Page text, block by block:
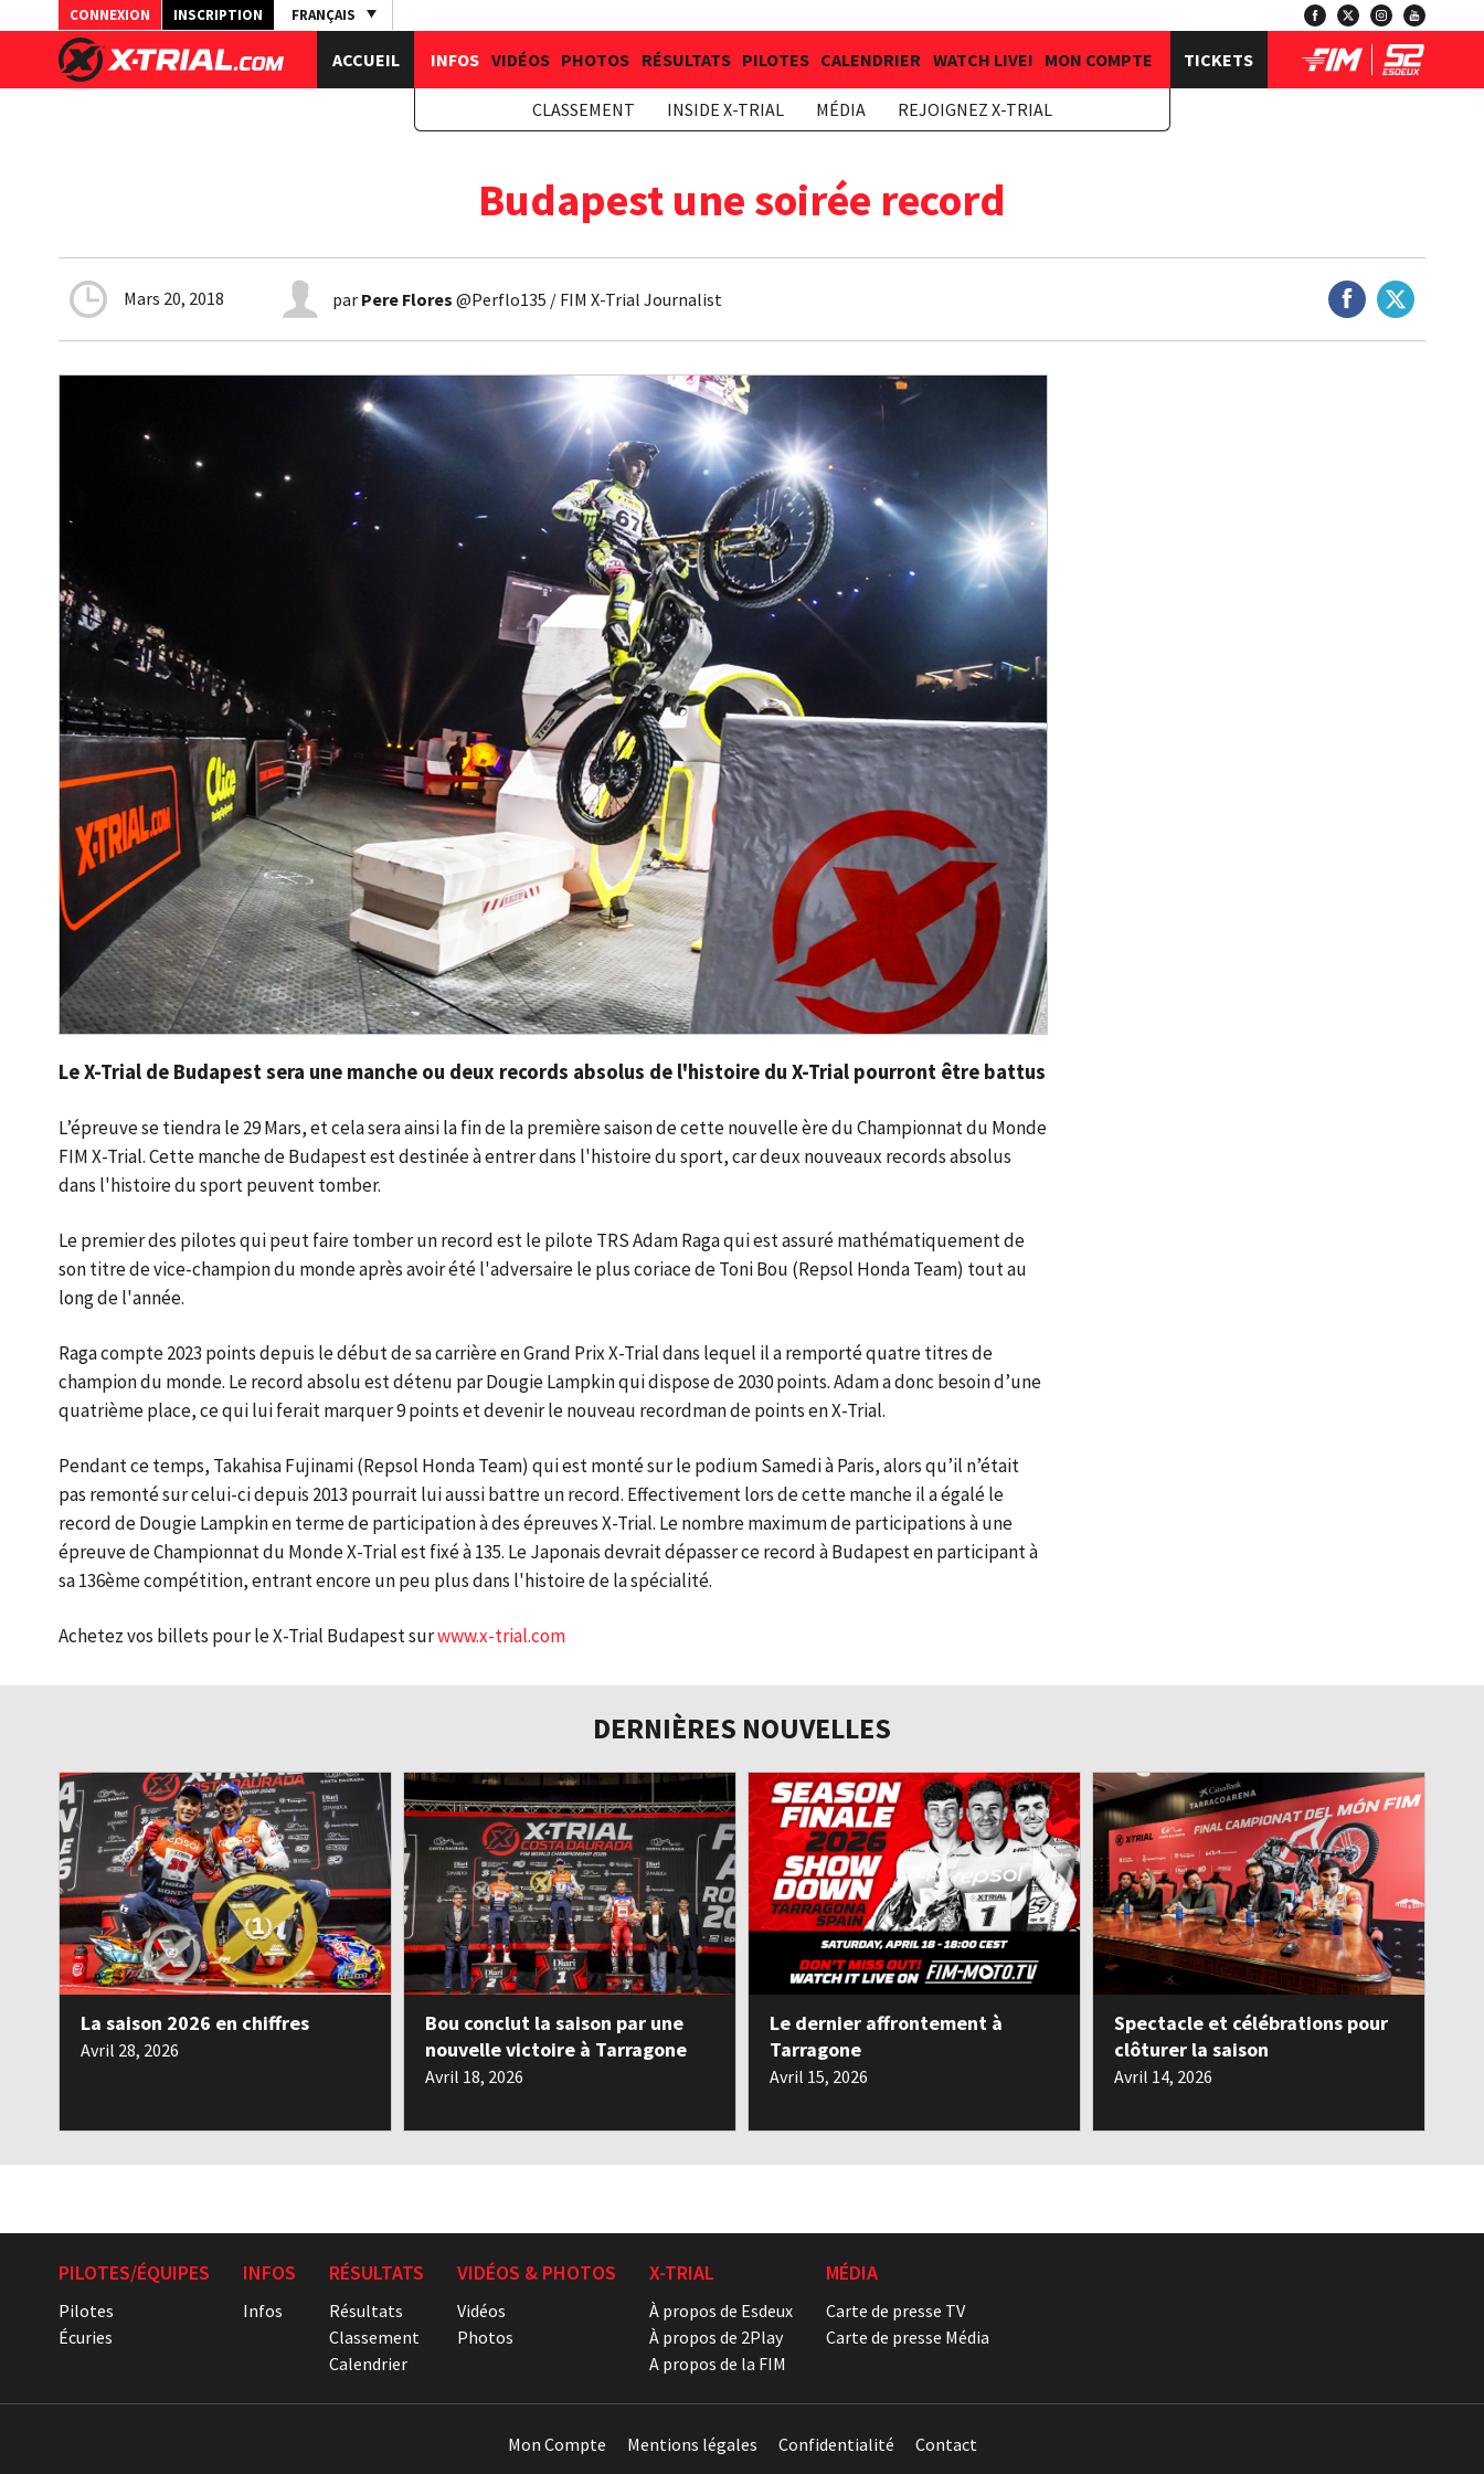
CONNEXION INSCRIPTION FRANÇAIS
ACCUEIL INFOS VIDÉOS PHOTOS RÉSULTATS PILOTES CALENDRIER WATCH LIVE! MON COMPTE
CLASSEMENT INSIDE X-TRIAL MÉDIA REJOIGNEZ X-TRIAL
TICKETS
Budapest une soirée record
Mars 20, 2018 par Pere Flores @Perflo135 / FIM X-Trial Journalist
Le X-Trial de Budapest sera une manche ou deux records absolus de l'histoire du X-Trial pourront être battus
L’épreuve se tiendra le 29 Mars, et cela sera ainsi la fin de la première saison de cette nouvelle ère du Championnat du Monde
FIM X-Trial. Cette manche de Budapest est destinée à entrer dans l'histoire du sport, car deux nouveaux records absolus
dans l'histoire du sport peuvent tomber.
Le premier des pilotes qui peut faire tomber un record est le pilote TRS Adam Raga qui est assuré mathématiquement de
son titre de vice-champion du monde après avoir été l'adversaire le plus coriace de Toni Bou (Repsol Honda Team) tout au
long de l'année.
Raga compte 2023 points depuis le début de sa carrière en Grand Prix X-Trial dans lequel il a remporté quatre titres de
champion du monde. Le record absolu est détenu par Dougie Lampkin qui dispose de 2030 points. Adam a donc besoin d’une
quatrième place, ce qui lui ferait marquer 9 points et devenir le nouveau recordman de points en X-Trial.
Pendant ce temps, Takahisa Fujinami (Repsol Honda Team) qui est monté sur le podium Samedi à Paris, alors qu’il n’était
pas remonté sur celui-ci depuis 2013 pourrait lui aussi battre un record. Effectivement lors de cette manche il a égalé le
record de Dougie Lampkin en terme de participation à des épreuves X-Trial. Le nombre maximum de participations à une
épreuve de Championnat du Monde X-Trial est fixé à 135. Le Japonais devrait dépasser ce record à Budapest en participant à
sa 136ème compétition, entrant encore un peu plus dans l'histoire de la spécialité.
Achetez vos billets pour le X-Trial Budapest surwww.x-trial.com
DERNIÈRES NOUVELLES
La saison 2026 en chiffres
Avril 28, 2026
Bou conclut la saison par une
nouvelle victoire à Tarragone
Avril 18, 2026
Le dernier affrontement à
Tarragone
Avril 15, 2026
Spectacle et célébrations pour
clôturer la saison
Avril 14, 2026
PILOTES/ÉQUIPES
Pilotes
Écuries
INFOS
Infos
RÉSULTATS
Résultats
Classement
Calendrier
VIDÉOS & PHOTOS
Vidéos
Photos
X-TRIAL
À propos de Esdeux
À propos de 2Play
A propos de la FIM
MÉDIA
Carte de presse TV
Carte de presse Média
Mon Compte Mentions légales Confidentialité
Contact